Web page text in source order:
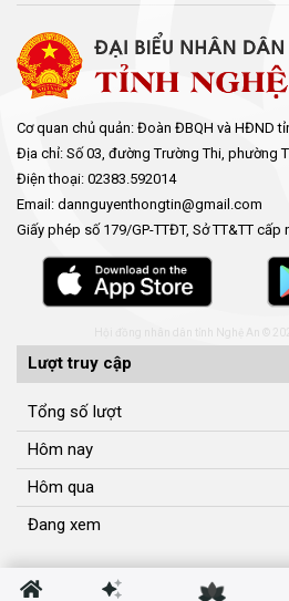
Cơ quan chủ quản: Đoàn ĐBQH và HĐND
Địa chỉ: Số 03, đường Trường Thi, phường
Điện thoại: 02383.592014
Email: dannguyenthongtin@gmail.com
Giấy phép số 179/GP-TTĐT, Sở TT&TT cấp
Hội đồng nhân dân tỉnh Nghệ An ©
Lượt truy cập
Tổng số lượt
Hôm nay
Hôm qua
Đang xem